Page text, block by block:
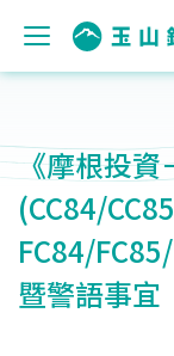
《摩根投資
(CC84/
FC84/
暨警語事宜